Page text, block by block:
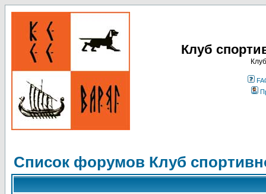
Клуб
Список форумов Клуб